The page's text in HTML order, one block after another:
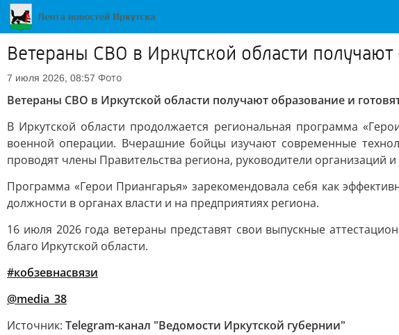
Ветераны СВО в Иркутской области получают
7 июля 2026, 08:57 Фото
Ветераны СВО в Иркутской области получают образование и
В Иркутской области продолжается региональная программа
военной операции. Вчерашние бойцы изучают современные
проводят члены Правительства региона, руководители организаций
Программа «Герои Приангарья» зарекомендовала себя как
должности в органах власти и на предприятиях региона.
16 июля 2026 года ветераны представят свои выпускные
благо Иркутской области.
#кобзевнасвязи
@media_38
Источник: Telegram-канал "Ведомости Иркутской губернии"